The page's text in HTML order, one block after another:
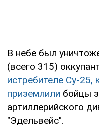
В небе был
(всего 315)
истребителе Су-
приземлили бойцы
артиллерийского
"Эдельвейс".